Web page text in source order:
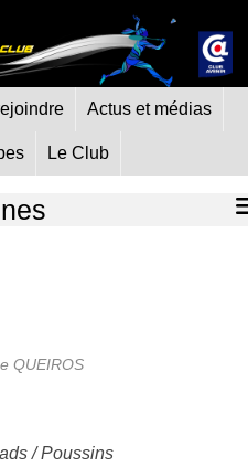
Actus et médias
Le Club
QUEIROS
/ Poussins